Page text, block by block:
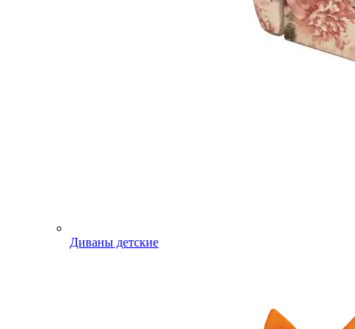
Диваны детские